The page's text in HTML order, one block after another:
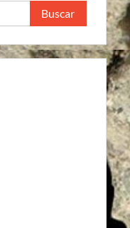
Buscar: